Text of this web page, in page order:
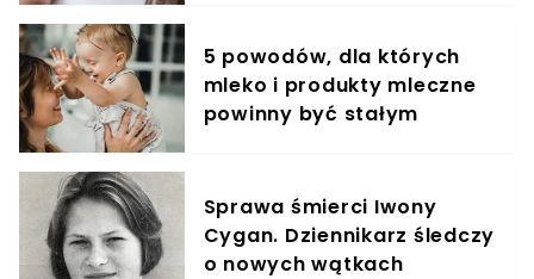
5 powodów, dla których
mleko i produkty mleczne
powinny być stałym
Sprawa śmierci Iwony
Cygan. Dziennikarz śledczy
o nowych wątkach